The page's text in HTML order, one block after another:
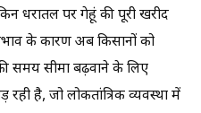
धरातल पर गेहूं की पूरी खरीद
के कारण अब किसानों को
समय सीमा बढ़वाने के लिए
है, जो लोकतांत्रिक व्यवस्था में